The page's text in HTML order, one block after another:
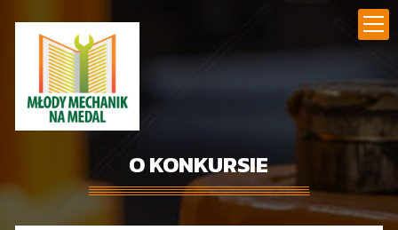
O KONKURSIE